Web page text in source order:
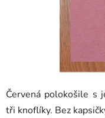
Červená polokošile s
tři knoflíky. Bez